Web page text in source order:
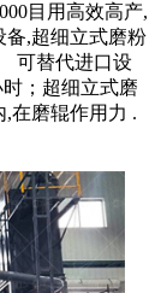
目用高效高产,
备,超细立式磨粉
可替代进口设
；超细立式磨
在磨辊作用力 .